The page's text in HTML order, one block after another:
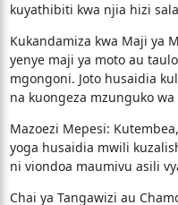
kuyathibiti kwa njia hizi
​Kukandamiza kwa Maji ya
yenye maji ya moto au
mgongoni. Joto husaidia
na kuongeza mzunguko wa
​Mazoezi Mepesi:
yoga husaidia mwili
ni viondoa maumivu asili
​Chai ya Tangawizi au